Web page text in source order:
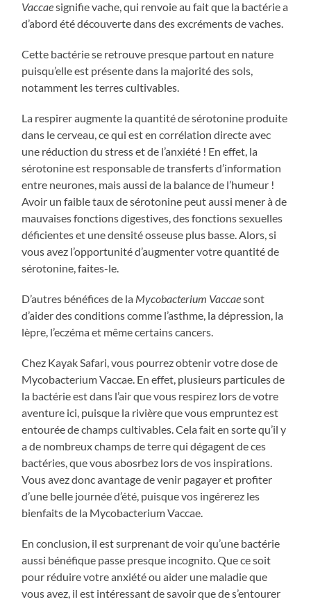
Vaccaesignifie vache, qui renvoie au fait que la bactérie a
d’abord été découverte dans des excréments de vaches.
Cette bactérie se retrouve presque partout en nature
puisqu’elle est présente dans la majorité des sols,
notamment les terres cultivables.
La respirer augmente la quantité de sérotonine produite
dans le cerveau, ce qui est en corrélation directe avec
une réduction du stress et de l’anxiété ! En effet, la
sérotonine est responsable de transferts d’information
entre neurones, mais aussi de la balance de l’humeur !
Avoir un faible taux de sérotonine peut aussi mener à de
mauvaises fonctions digestives, des fonctions sexuelles
déficientes et une densité osseuse plus basse. Alors, si
vous avez l’opportunité d’augmenter votre quantité de
sérotonine, faites-le.
D’autres bénéfices de la Mycobacterium Vaccaesont
d’aider des conditions comme l’asthme, la dépression, la
lèpre, l’eczéma et même certains cancers.
Chez Kayak Safari, vous pourrez obtenir votre dose de
Mycobacterium Vaccae. En effet, plusieurs particules de
la bactérie est dans l’air que vous respirez lors de votre
aventure ici, puisque la rivière que vous empruntez est
entourée de champs cultivables. Cela fait en sorte qu’il y
a de nombreux champs de terre qui dégagent de ces
bactéries, que vous abosrbez lors de vos inspirations.
Vous avez donc avantage de venir pagayer et profiter
d’une belle journée d’été, puisque vos ingérerez les
bienfaits de la Mycobacterium Vaccae.
En conclusion, il est surprenant de voir qu’une bactérie
aussi bénéfique passe presque incognito. Que ce soit
pour réduire votre anxiété ou aider une maladie que
vous avez, il est intéressant de savoir que de s’entourer